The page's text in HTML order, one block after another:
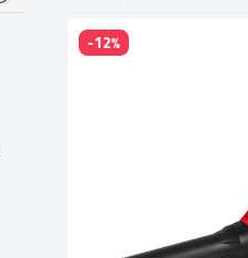
-12%